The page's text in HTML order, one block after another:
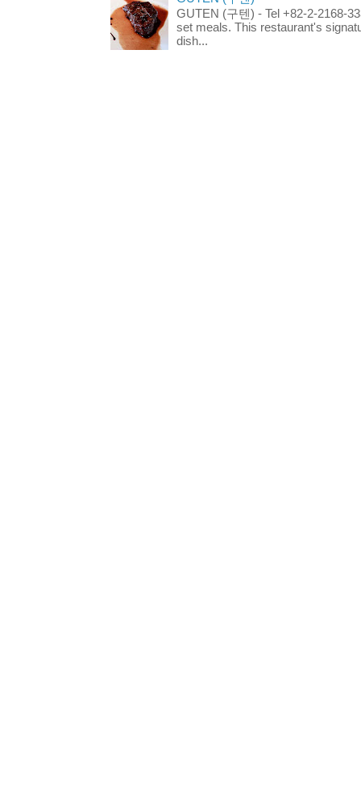
GUTEN (구텐) - Tel +82-2-2168-
set meals. This restaurant's
dish...